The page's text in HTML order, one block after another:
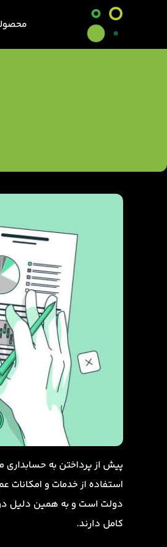
پیش از پرداختن به حسابداری
استفاده از خدمات و امکانات
دولت است و به همین دلیل
کامل دارند.